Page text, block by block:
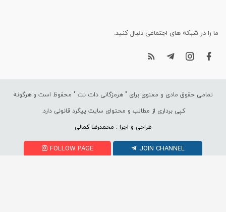
ما را در شبکه های اجتماعی دنبال کنید.
تمامی حقوق مادی و معنوی برای " هرمزگانی دات نت " محفوظ است و هرگونه
کپی برداری از مطالب و محتوای سایت پیگرد قانونی دارد.
طراحی و اجرا : محمدرضا کمالی
FOLLOW PAGE JOIN CHANNEL